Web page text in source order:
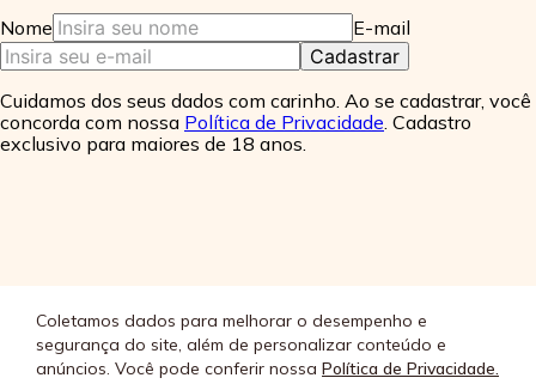
Coletamos dados para melhorar o desempenho e
segurança do site, além de personalizar conteúdo e
anúncios. Você pode conferir nossa Política de Privacidade.
Nome
E-mail
Cuidamos dos seus dados com carinho. Ao se cadastrar, você
concorda com nossa Política de Privacidade . Cadastro
exclusivo para maiores de 18 anos.
SOBRE